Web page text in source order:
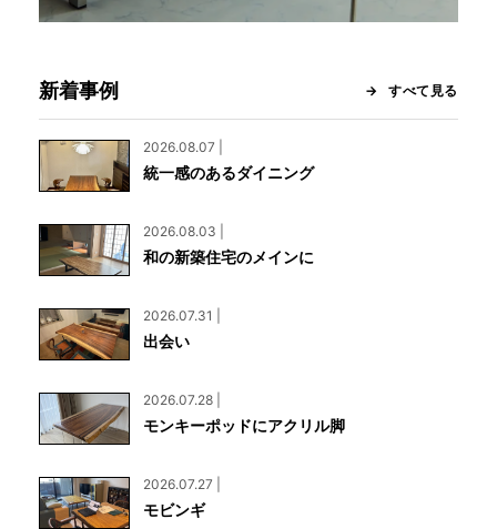
新着事例 すべて見る
2026.08.07 |
統一感のあるダイニング
2026.08.03 |
和の新築住宅のメインに
2026.07.31 |
出会い
2026.07.28 |
モンキーポッドにアクリル脚
2026.07.27 |
モビンギ